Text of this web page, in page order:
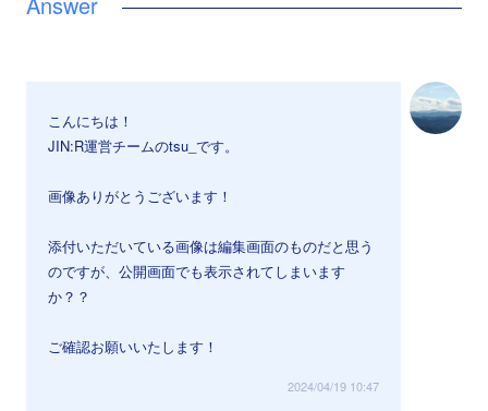
こんにちは！
JIN:R運営チームのtsu_です。
画像ありがとうございます！
添付いただいている画像は編集画面のものだと思う
のですが、公開画面でも表示されてしまいます
か？？
ご確認お願いいたします！
2024/04/19 10:47